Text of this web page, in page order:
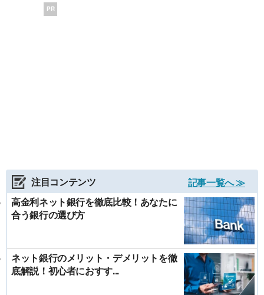
PR
注目コンテンツ
記事一覧へ ≫
高金利ネット銀行を徹底比較！あなたに
合う銀行の選び方
ネット銀行のメリット・デメリットを徹
底解説！初心者におすす...